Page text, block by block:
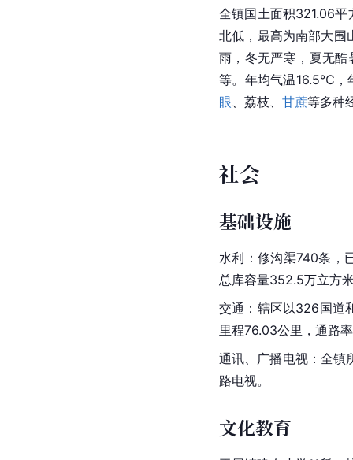
全镇国土面积321.06
北低，最高为南部大围
雨，冬无严寒，夏无
等。年均气温16.5℃，
眼 、荔枝、 甘蔗等多种
社会
基础设施
水利：修沟渠740条，
总库容量352.5万立方
交通：辖区以326国道
里程76.03公里，通路
通讯、广播电视：全镇
路电视。
文化教育